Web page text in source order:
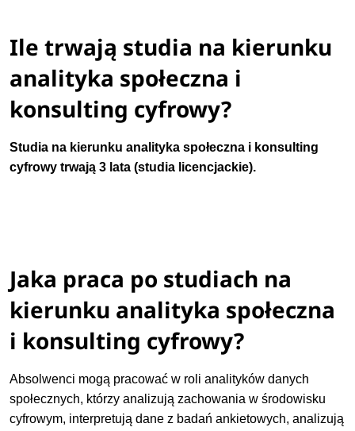
Ile trwają studia na kierunku
analityka społeczna i
konsulting cyfrowy?
Studia na kierunkuanalityka społeczna i konsulting
cyfrowytrwają 3 lata (studia licencjackie).
Jaka praca po studiach na
kierunku analityka społeczna
i konsulting cyfrowy?
Absolwenci mogą pracować w roli analityków danych
społecznych, którzy analizują zachowania w środowisku
cyfrowym, interpretują dane z badań ankietowych, analizują